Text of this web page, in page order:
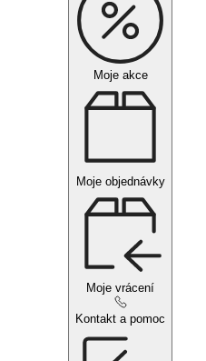
Moje akce
Moje objednávky
Moje vrácení
Kontakt a pomoc